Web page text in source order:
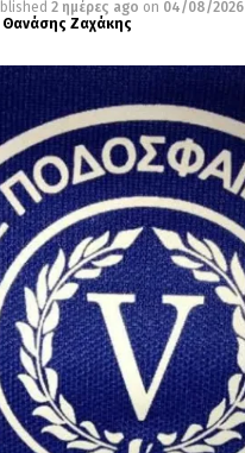
2 ημέρες ago on 04/08/2026
Θανάσης Ζαχάκης